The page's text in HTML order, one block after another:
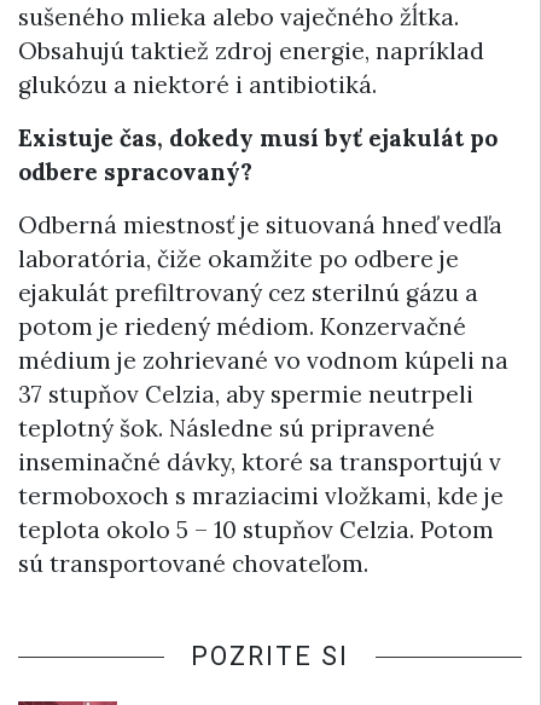
sušeného mlieka alebo vaječného žĺtka.
Obsahujú taktiež zdroj energie, napríklad
glukózu a niektoré i antibiotiká.
Existuje čas, dokedy musí byť ejakulát po
odbere spracovaný?
Odberná miestnosť je situovaná hneď vedľa
laboratória, čiže okamžite po odbere je
ejakulát prefiltrovaný cez sterilnú gázu a
potom je riedený médiom. Konzervačné
médium je zohrievané vo vodnom kúpeli na
37 stupňov Celzia, aby spermie neutrpeli
teplotný šok. Následne sú pripravené
inseminačné dávky, ktoré sa transportujú v
termoboxoch s mraziacimi vložkami, kde je
teplota okolo 5 – 10 stupňov Celzia. Potom
sú transportované chovateľom.
POZRITE SI